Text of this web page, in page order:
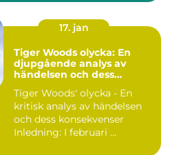
17. jan
Tiger Woods olycka: En
djupgående analys av
händelsen och dess
Tiger Woods' olycka - En
kritisk analys av händelsen
och dess konsekvenser
Inledning: I februari ...